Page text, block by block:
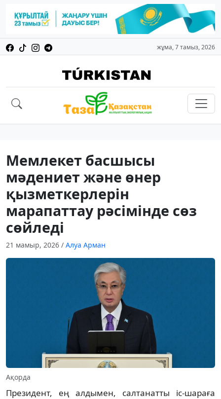
жұма, 7 тамыз, 2026
Мемлекет басшысы
мәдениет және өнер
қызметкерлерін
марапаттау рәсімінде сөз
сөйледі
21 мамыр, 2026 / Алуа Арман
Ақорда
Президент, ең алдымен, салтанатты іс-шараға